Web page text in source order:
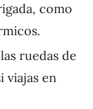
como
ruedas de
viajas en